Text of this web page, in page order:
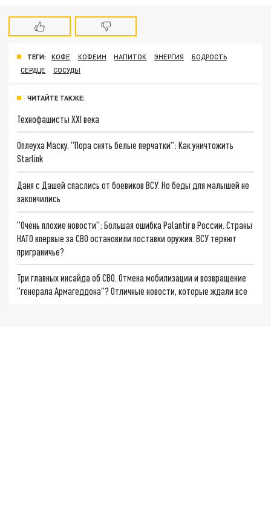
ТЕГИ: КОФЕ КОФЕИН НАПИТОК ЭНЕРГИЯ
БОДРОСТЬ
СЕРДЦЕ
СОСУДЫ
ЧИТАЙТЕ ТАКЖЕ:
Технофашисты XXI века
Оплеуха Маску. "Пора снять белые перчатки": Как уничтожить
Starlink
Даня с Дашей спаслись от боевиков ВСУ. Но беды для малышей не
закончились
"Очень плохие новости": Большая ошибка Palantir в России. Страны
НАТО впервые за СВО остановили поставки оружия. ВСУ теряют
приграничье?
Три главных инсайда об СВО. Отмена мобилизации и возвращение
"генерала Армагеддона"? Отличные новости, которые ждали все